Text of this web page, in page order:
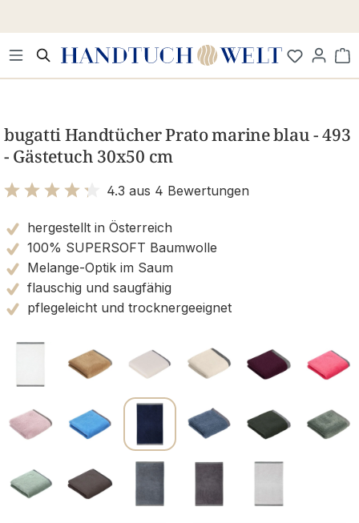
bugatti Handtücher Prato marine blau - 493
- Gästetuch 30x50 cm
4.3 aus 4 Bewertungen
hergestellt in Österreich
100% SUPERSOFT Baumwolle
Melange-Optik im Saum
flauschig und saugfähig
pflegeleicht und trocknergeeignet